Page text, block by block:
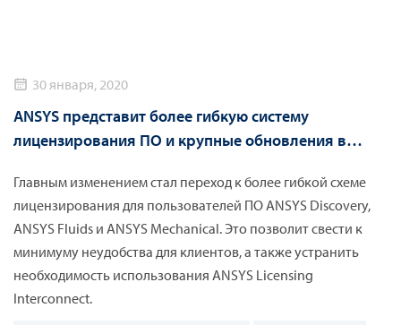
30 января, 2020
ANSYS представит более гибкую систему
лицензирования ПО и крупные обновления в
Главным изменением стал переход к более гибкой схеме
лицензирования для пользователей ПО ANSYS Discovery,
ANSYS Fluids и ANSYS Mechanical. Это позволит свести к
минимуму неудобства для клиентов, а также устранить
необходимость использования ANSYS Licensing
Interconnect.